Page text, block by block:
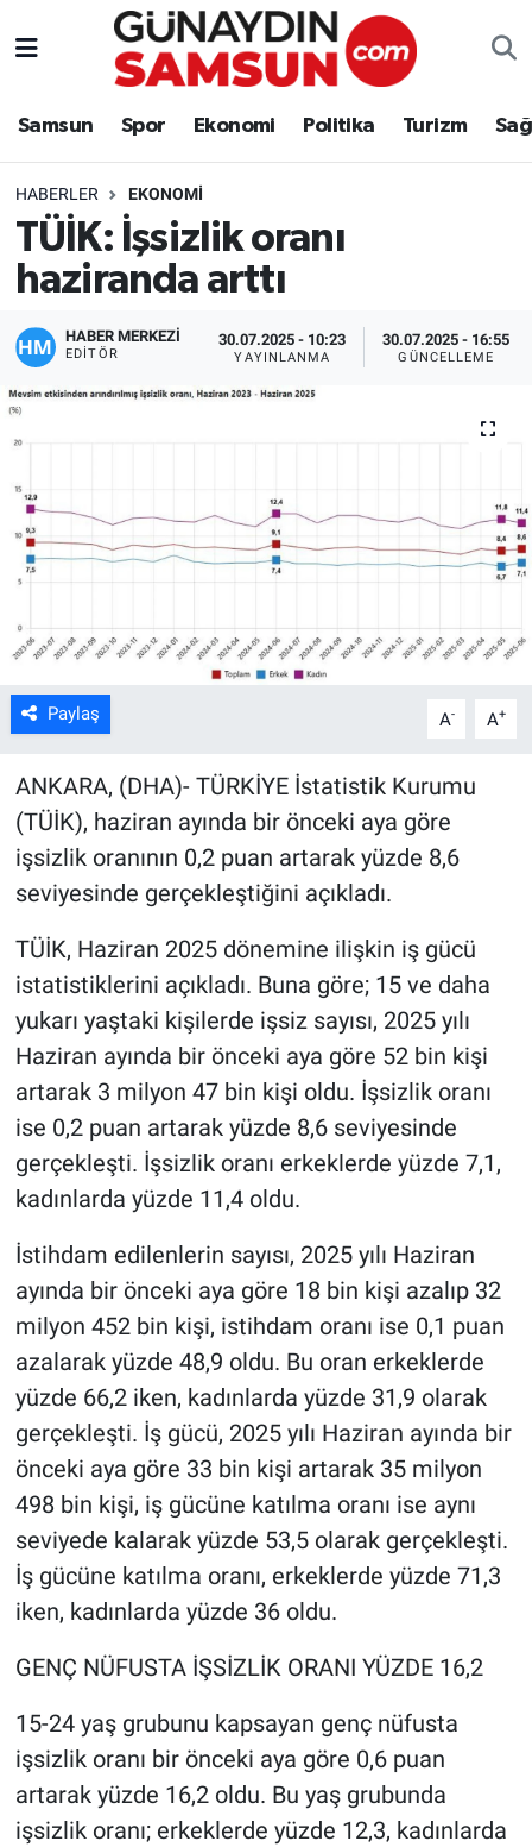
Samsun Spor Ekonomi Politika Turizm
HABERLER EKONOMI
TÜİK: İşsizlik oranı
haziranda arttı
HABER MERKEZİ
EDITÖR
30.07.2025 - 10:23
YAYINLANMA
30.07.2025 - 16:55
GÜNCELLEME
Paylaş A- A+
ANKARA, (DHA)- TÜRKİYE İstatistik Kurumu
(TÜİK), haziran ayında bir önceki aya göre
işsizlik oranının 0,2 puan artarak yüzde 8,6
seviyesinde gerçekleştiğini açıkladı.
TÜİK, Haziran 2025 dönemine ilişkin iş gücü
istatistiklerini açıkladı. Buna göre; 15 ve daha
yukarı yaştaki kişilerde işsiz sayısı, 2025 yılı
Haziran ayında bir önceki aya göre 52 bin kişi
artarak 3 milyon 47 bin kişi oldu. İşsizlik oranı
ise 0,2 puan artarak yüzde 8,6 seviyesinde
gerçekleşti. İşsizlik oranı erkeklerde yüzde 7,1,
kadınlarda yüzde 11,4 oldu.
İstihdam edilenlerin sayısı, 2025 yılı Haziran
ayında bir önceki aya göre 18 bin kişi azalıp 32
milyon 452 bin kişi, istihdam oranı ise 0,1 puan
azalarak yüzde 48,9 oldu. Bu oran erkeklerde
yüzde 66,2 iken, kadınlarda yüzde 31,9 olarak
gerçekleşti. İş gücü, 2025 yılı Haziran ayında bir
önceki aya göre 33 bin kişi artarak 35 milyon
498 bin kişi, iş gücüne katılma oranı ise aynı
seviyede kalarak yüzde 53,5 olarak gerçekleşti.
İş gücüne katılma oranı, erkeklerde yüzde 71,3
iken, kadınlarda yüzde 36 oldu.
GENÇ NÜFUSTA İŞSİZLİK ORANI YÜZDE 16,2
15-24 yaş grubunu kapsayan genç nüfusta
işsizlik oranı bir önceki aya göre 0,6 puan
artarak yüzde 16,2 oldu. Bu yaş grubunda
işsizlik oranı; erkeklerde yüzde 12,3, kadınlarda
Samsun
Ekonomi
Politika
Turizm
Sağlık
Yaşam
Bilim ve Teknoloji
Genel
Nöbetçi Eczaneler
Trafik Durumu
Süper Lig Puan Durumu ve Fikstür
Tüm Manşetler
Son Dakika Haberleri